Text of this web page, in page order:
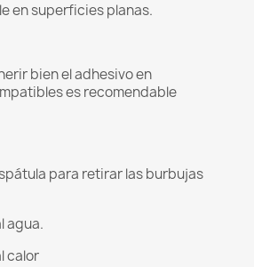
en superficies planas.
bien el adhesivo en
es recomendable
para retirar las burbujas